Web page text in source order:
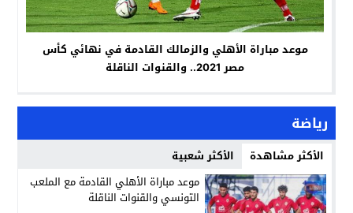
موعد مباراة الأهلي والزمالك القادمة في نهائي كأس
مصر 2021.. والقنوات الناقلة
رياضة
الأكثر مشاهدة الأكثر شعبية
موعد مباراة الأهلي القادمة مع الملعب
التونسي والقنوات الناقلة